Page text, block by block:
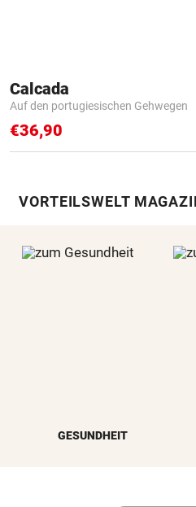
Calcada
Auf den portugiesischen Gehwegen
€36,90
VORTEILSWELT
GESUNDHEIT